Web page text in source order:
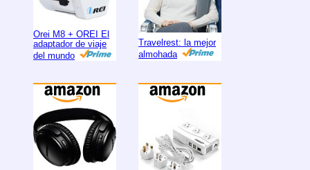
Orei M8 + OREI El
adaptador de viaje
del mundo
Travelrest: la mejor
almohada